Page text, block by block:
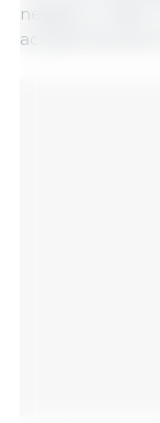
negativi, è stato
acquisti da parte